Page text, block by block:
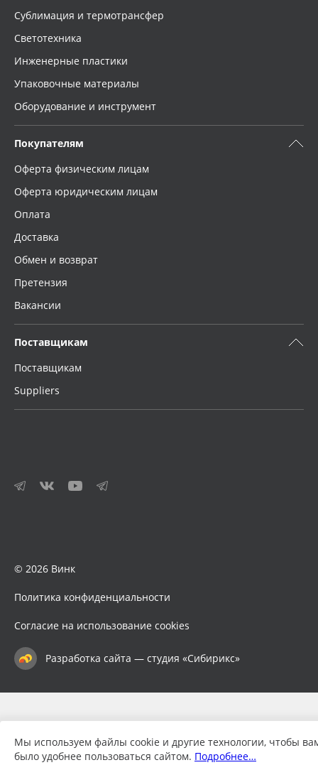
Сублимация и термотрансфер
Светотехника
Инженерные пластики
Упаковочные материалы
Оборудование и инструмент
Покупателям
Оферта физическим лицам
Оферта юридическим лицам
Оплата
Доставка
Обмен и возврат
Претензия
Вакансии
Поставщикам
Поставщикам
Suppliers
© 2026 Винк
Политика конфиденциальности
Согласие на использование cookies
Разработка сайта — студия «Сибирикс»
Мы используем файлы cookie и другие технологии, чтобы
было удобнее пользоваться сайтом. Подробнее…